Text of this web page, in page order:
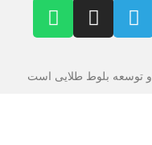
توسعه بلوط طلایی است